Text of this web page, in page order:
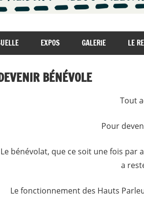
EXPOS GALERIE LE
BÉNÉVOLE
Tout
Pour
Le bénévolat, que ce soit une fois par
a
Le fonctionnement des Hauts